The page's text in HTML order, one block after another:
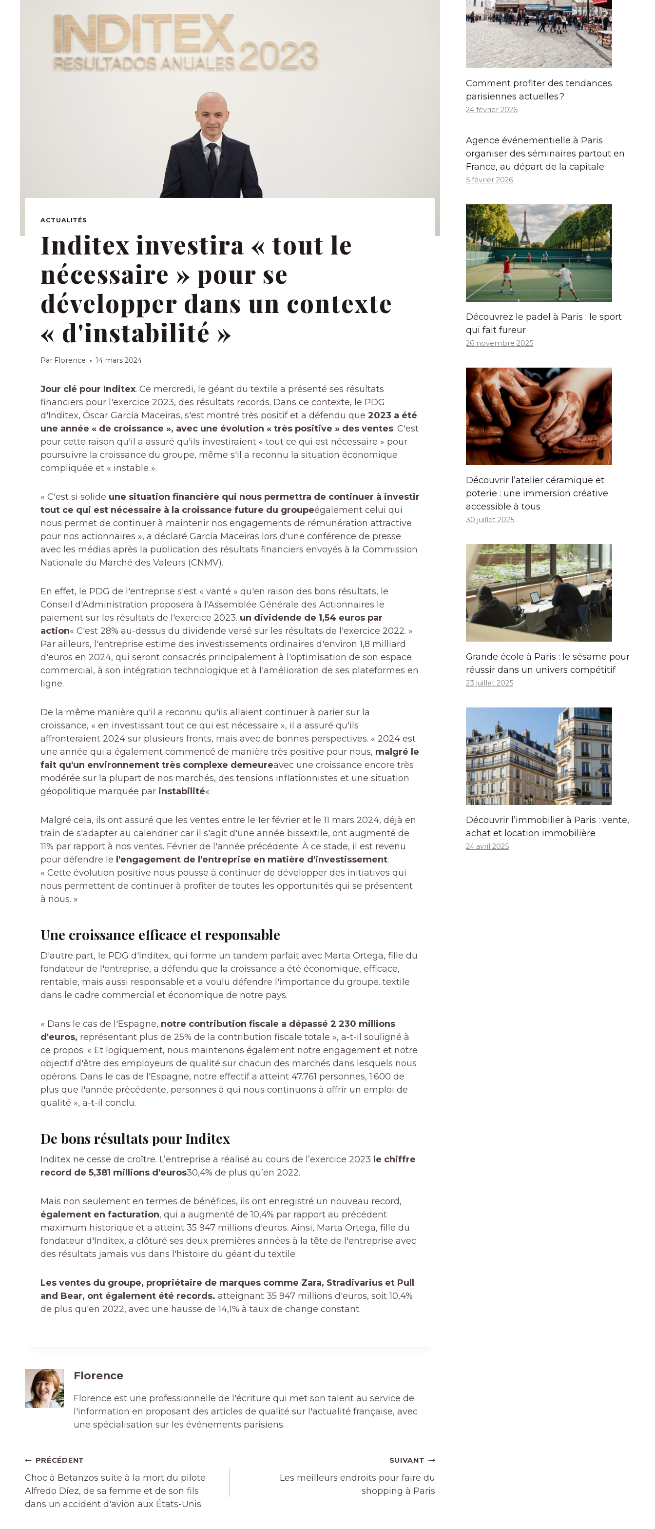
ACTUALITÉS
Inditex investira « tout le
nécessaire » pour se
développer dans un contexte
« d'instabilité »
Par Florence 14 mars 2024
Jour clé pour Inditex. Ce mercredi, le géant du textile a présenté ses résultats
financiers pour l'exercice 2023, des résultats records. Dans ce contexte, le PDG
d'Inditex, Óscar García Maceiras, s'est montré très positif et a défendu que 2023 a été
une année « de croissance », avec une évolution « très positive » des ventes. C'est
pour cette raison qu'il a assuré qu'ils investiraient « tout ce qui est nécessaire » pour
poursuivre la croissance du groupe, même s'il a reconnu la situation économique
compliquée et « instable ».
« C'est si solide une situation financière qui nous permettra de continuer à investir
tout ce qui est nécessaire à la croissance future du groupeégalement celui qui
nous permet de continuer à maintenir nos engagements de rémunération attractive
pour nos actionnaires », a déclaré García Maceiras lors d'une conférence de presse
avec les médias après la publication des résultats financiers envoyés à la Commission
Nationale du Marché des Valeurs (CNMV).
En effet, le PDG de l'entreprise s'est « vanté » qu'en raison des bons résultats, le
Conseil d'Administration proposera à l'Assemblée Générale des Actionnaires le
paiement sur les résultats de l'exercice 2023. un dividende de 1,54 euros par
action« C'est 28% au-dessus du dividende versé sur les résultats de l'exercice 2022. »
Par ailleurs, l'entreprise estime des investissements ordinaires d'environ 1,8 milliard
d'euros en 2024, qui seront consacrés principalement à l'optimisation de son espace
commercial, à son intégration technologique et à l'amélioration de ses plateformes en
ligne.
De la même manière qu'il a reconnu qu'ils allaient continuer à parier sur la
croissance, « en investissant tout ce qui est nécessaire », il a assuré qu'ils
affronteraient 2024 sur plusieurs fronts, mais avec de bonnes perspectives. « 2024 est
une année qui a également commencé de manière très positive pour nous, malgré le
fait qu'un environnement très complexe demeureavec une croissance encore très
modérée sur la plupart de nos marchés, des tensions inflationnistes et une situation
géopolitique marquée par instabilité«
Malgré cela, ils ont assuré que les ventes entre le 1er février et le 11 mars 2024, déjà en
train de s'adapter au calendrier car il s'agit d'une année bissextile, ont augmenté de
11% par rapport à nos ventes. Février de l'année précédente. À ce stade, il est revenu
pour défendre le l'engagement de l'entreprise en matière d'investissement:
« Cette évolution positive nous pousse à continuer de développer des initiatives qui
nous permettent de continuer à profiter de toutes les opportunités qui se présentent
à nous. »
Une croissance efficace et responsable
D'autre part, le PDG d'Inditex, qui forme un tandem parfait avec Marta Ortega, fille du
fondateur de l'entreprise, a défendu que la croissance a été économique, efficace,
rentable, mais aussi responsable et a voulu défendre l'importance du groupe. textile
dans le cadre commercial et économique de notre pays.
« Dans le cas de l'Espagne, notre contribution fiscale a dépassé 2 230 millions
d'euros, représentant plus de 25% de la contribution fiscale totale », a-t-il souligné à
ce propos. « Et logiquement, nous maintenons également notre engagement et notre
objectif d'être des employeurs de qualité sur chacun des marchés dans lesquels nous
opérons. Dans le cas de l'Espagne, notre effectif a atteint 47.761 personnes, 1.600 de
plus que l'année précédente, personnes à qui nous continuons à offrir un emploi de
qualité », a-t-il conclu.
De bons résultats pour Inditex
Inditex ne cesse de croître. L’entreprise a réalisé au cours de l’exercice 2023 le chiffre
record de 5,381 millions d'euros30,4% de plus qu’en 2022.
Mais non seulement en termes de bénéfices, ils ont enregistré un nouveau record,
également en facturation, qui a augmenté de 10,4% par rapport au précédent
maximum historique et a atteint 35 947 millions d'euros. Ainsi, Marta Ortega, fille du
fondateur d'Inditex, a clôturé ses deux premières années à la tête de l'entreprise avec
des résultats jamais vus dans l'histoire du géant du textile.
Les ventes du groupe, propriétaire de marques comme Zara, Stradivarius et Pull
and Bear, ont également été records. atteignant 35 947 millions d'euros, soit 10,4%
de plus qu'en 2022, avec une hausse de 14,1% à taux de change constant.
Florence
Florence est une professionnelle de l'écriture qui met son talent au service de
l'information en proposant des articles de qualité sur l'actualité française, avec
une spécialisation sur les événements parisiens.
Navigation
de
l’article
PRÉCÉDENT
Choc à Betanzos suite à la mort du pilote
Alfredo Díez, de sa femme et de son fils
dans un accident d'avion aux États-Unis
SUIVANT
Les meilleurs endroits pour faire du
shopping à Paris
Comment profiter des tendances
parisiennes actuelles ?
24 février 2026
Agence événementielle à Paris :
organiser des séminaires partout en
France, au départ de la capitale
5 février 2026
Découvrez le padel à Paris : le sport
qui fait fureur
26 novembre 2025
Découvrir l’atelier céramique et
poterie : une immersion créative
accessible à tous
30 juillet 2025
Grande école à Paris : le sésame pour
réussir dans un univers compétitif
23 juillet 2025
Découvrir l’immobilier à Paris : vente,
achat et location immobilière
24 avril 2025